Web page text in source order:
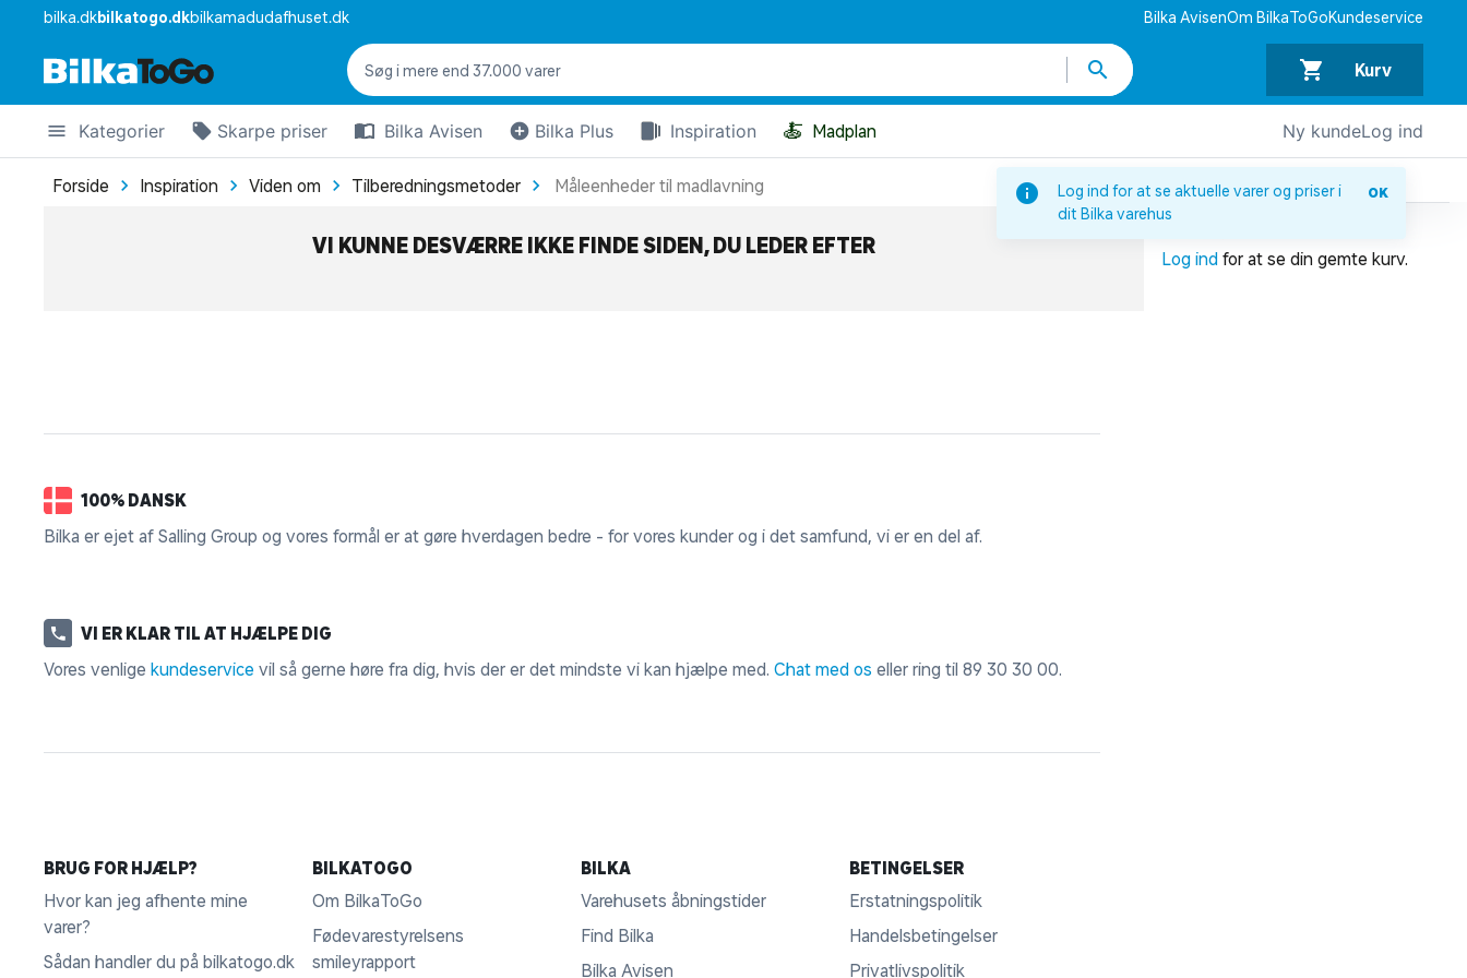
Log ind for at se aktuelle varer og priser i
dit Bilka varehus
OK
bilka.dkbilkatogo.dkbilkamadudafhuset.dk Bilka AvisenOm BilkaToGoKundeservice
Kurv
Kategorier Skarpe priser Bilka Avisen Bilka Plus Inspiration 🍝 Madplan Ny kundeLog ind
Log ind for at se din gemte kurv.
Forside Inspiration Viden om Tilberedningsmetoder Måleenheder til madlavning
VI KUNNE DESVÆRRE IKKE FINDE SIDEN, DU LEDER EFTER
100% DANSK
Bilka er ejet af Salling Group og vores formål er at gøre hverdagen bedre - for vores kunder og i det samfund, vi er en del af.
VI ER KLAR TIL AT HJÆLPE DIG
Vores venlige kundeservice vil så gerne høre fra dig, hvis der er det mindste vi kan hjælpe med. Chat med os eller ring til 89 30 30 00.
BRUG FOR HJÆLP?
Hvor kan jeg afhente mine
varer?
Sådan handler du på bilkatogo.dk
BILKATOGO
Om BilkaToGo
Fødevarestyrelsens
smileyrapport
BILKA
Varehusets åbningstider
Find Bilka
Bilka Avisen
BETINGELSER
Erstatningspolitik
Handelsbetingelser
Privatlivspolitik